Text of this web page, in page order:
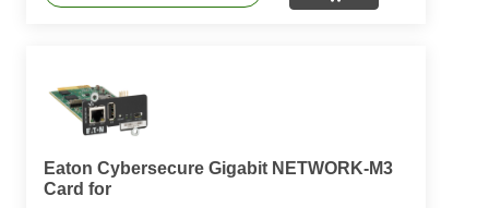
Eaton Cybersecure Gigabit NETWORK-M3
Card for